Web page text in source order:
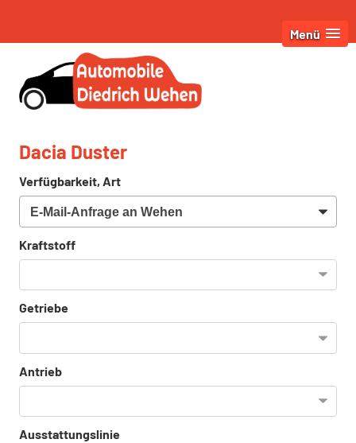
Menü
Dacia Duster
Verfügbarkeit, Art
Kraftstoff
Getriebe
Antrieb
Ausstattungslinie